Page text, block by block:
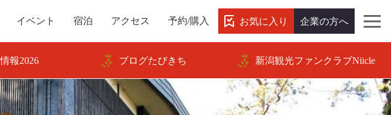
イベント 宿泊 アクセス 予約/購入 お気に入り 企業の方へ
報2026 ブログたびきち 新潟観光ファンクラブNiicle